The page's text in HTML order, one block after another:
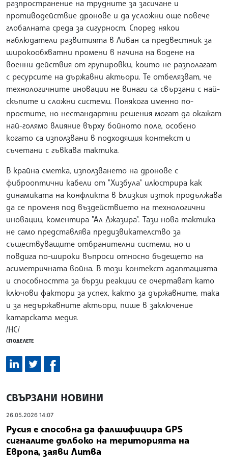
разпространение на трудните за засичане и
противодействие дронове и да усложни още повече
глобалната среда за сигурност. Според някои
наблюдатели развитията в Ливан са предвестник за
широкообхватни промени в начина на водене на
военни действия от групировки, които не разполагат
с ресурсите на държавни актьори. Те отбелязват, че
технологичните иновации не винаги са свързани с най-
скъпите и сложни системи. Понякога именно по-
простите, но нестандартни решения могат да окажат
най-голямо влияние върху бойното поле, особено
когато са използвани в подходящия контекст и
съчетани с гъвкава тактика.
В крайна сметка, използването на дронове с
фиброоптични кабели от "Хизбула" илюстрира как
динамиката на конфликта в Близкия изток продължава
да се променя под въздействието на технологични
иновации, коментира "Ал Джазира". Тази нова тактика
не само представлява предизвикателство за
съществуващите отбранителни системи, но и
повдига по-широки въпроси относно бъдещето на
асиметричната война. В този контекст адаптацията
и способността за бързи реакции се очертават като
ключови фактори за успех, както за държавните, така
и за недържавните актьори, пише в заключение
катарската медия.
/НС/
СПОДЕЛЕТЕ
СВЪРЗАНИ НОВИНИ
26.05.2026 14:07
Русия е способна да фалшифицира GPS
сигналите дълбоко на територията на
Европа, заяви Литва